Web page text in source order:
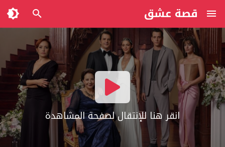
قصة عشق
انقر هنا للإنتقال لصفحة المشاهدة